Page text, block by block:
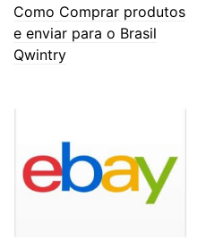
Como Comprar produtos
e enviar para o Brasil
Qwintry